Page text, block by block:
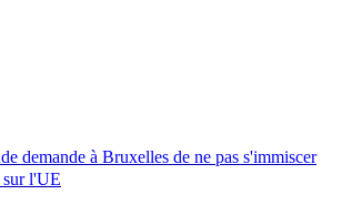
demande à Bruxelles de ne pas s'immiscer
sur l'UE